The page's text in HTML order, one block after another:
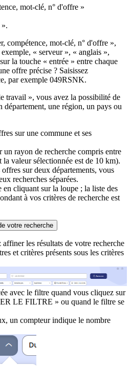
mot-clé, n° d'offre »
compétence, mot-clé, n° d'offre »,
« serveur », « anglais »,
la touche « entrée » entre chaque
offre précise ? Saisissez
par exemple 049RSNK.
travail », vous avez la possibilité de
département, une région, un pays ou
sur une commune et ses
un rayon de recherche compris entre
valeur sélectionnée est de 10 km).
sur deux départements, vous
recherches séparées.
en cliquant sur la loupe ; la liste des
à vos critères de recherche est
votre recherche
les résultats de votre recherche
et critères présents sous les critères
avec le filtre quand vous cliquez sur
LE FILTRE » ou quand le filtre se
un compteur indique le nombre